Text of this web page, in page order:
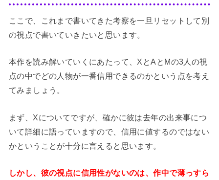
ここで、これまで書いてきた考察を一旦リセットして別
の視点で書いていきたいと思います。
本作を読み解いていくにあたって、XとAとMの3人の視
点の中でどの人物が一番信用できるのかという点を考え
てみましょう。
まず、Xについてですが、確かに彼は去年の出来事につ
いて詳細に語っていますので、信用に値するのではない
かということが十分に言えると思います。
しかし、彼の視点に信用性がないのは、作中で薄っすら